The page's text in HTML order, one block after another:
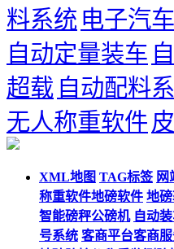
料系统 电子汽
自动定量装车
超载 自动配料
无人称重软件
XML地图 TAG标签 网
称重软件地磅软件 地
智能磅秤公磅机 自动
号系统 客商平台客商